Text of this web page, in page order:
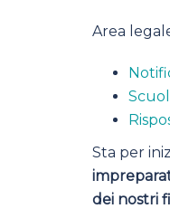
Area
Sta per
dei nostri